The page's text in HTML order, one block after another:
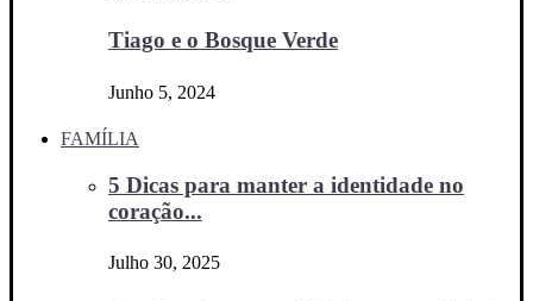
Tiago e o Bosque Verde
Junho 5, 2024
FAMÍLIA
5 Dicas para manter a identidade no
coração...
Julho 30, 2025